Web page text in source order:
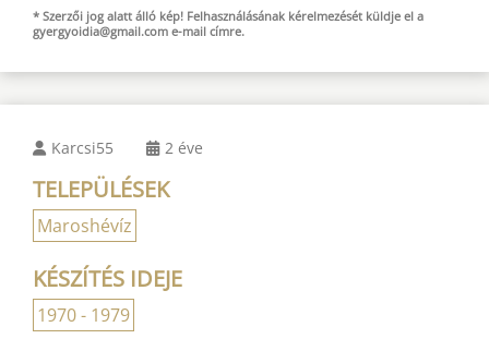
* Szerzői jog alatt álló kép! Felhasználásának kérelmezését küldje el a
gyergyoidia@gmail.com e-mail címre.
Karcsi55 2 éve
TELEPÜLÉSEK
Maroshévíz
KÉSZÍTÉS IDEJE
1970 - 1979